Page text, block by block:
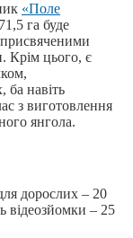
«Поле
га буде
присвяченими
Крім цього, є
ба навіть
з виготовлення
янгола.
дорослих – 20
відеозйомки – 25